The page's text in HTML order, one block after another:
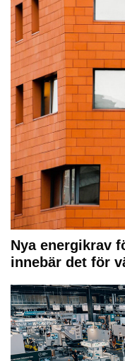
Nya energikrav
innebär det för